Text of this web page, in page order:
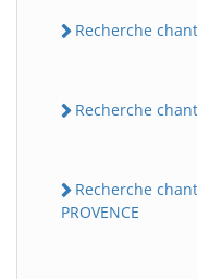
Recherche
Recherche
Recherche
PROVENCE